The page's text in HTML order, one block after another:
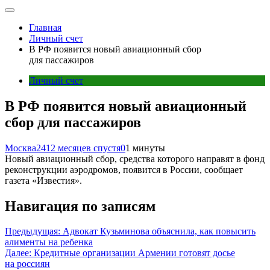
Главная
Личный счет
В РФ появится новый авиационный сбор
для пассажиров
Личный счет
В РФ появится новый авиационный
сбор для пассажиров
Москва2412 месяцев спустя01 минуты
Новый авиационный сбор, средства которого направят в фонд
реконструкции аэродромов, появится в России, сообщает
газета «Известия».
Навигация по записям
Предыдущая: Адвокат Кузьминова объяснила, как повысить
алименты на ребенка
Далее: Кредитные организации Армении готовят досье
на россиян